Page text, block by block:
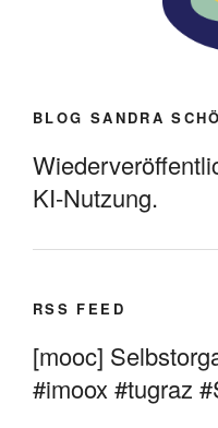
BLOG SANDRA
KI-Nutzung.
RSS FEED
[mooc]
#imoox #tugraz